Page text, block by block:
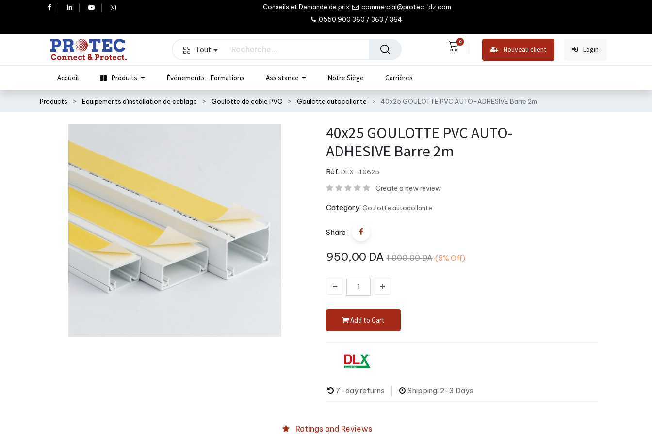
Conseils et Demande de prix
commercial@protec-dz.com
0550 900 360 / 363 / 364
Tout
0
Nouveau client Login
Accueil Produits Événements - Formations Assistance Notre Siège Carrières
Products Equipements d'installation de cablage Goulotte de cable PVC Goulotte autocollante 40x25 GOULOTTE PVC AUTO-ADHESIVE Barre 2m
40x25 GOULOTTE PVC AUTO-
ADHESIVE Barre 2m
Réf: DLX-40625
Create a new review
Category: Goulotte autocollante
Share :
950,00 DA 1 000,00DA (5% Off)
Add to Cart
7-day returns Shipping: 2-3 Days
Ratings and Reviews